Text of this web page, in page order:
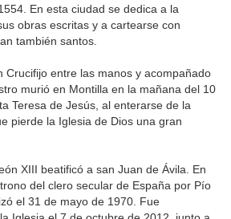
En esta ciudad se dedica a la
obras escritas y a cartearse con
también santos.
Crucifijo entre las manos y acompañado
murió en Montilla en la mañana del 10
Teresa de Jesús, al enterarse de la
pierde la Iglesia de Dios una gran
XIII beatificó a san Juan de Ávila. En
del clero secular de España por Pío
el 31 de mayo de 1970. Fue